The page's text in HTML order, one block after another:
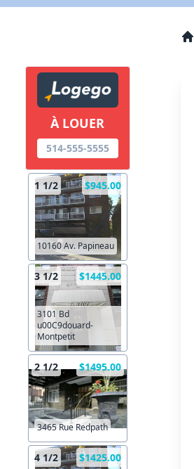
À LOUER
514-555-5555
1 1/2 $945.00
10160 Av. Papineau
3 1/2 $1445.00
3101 Bd
u00C9douard-
Montpetit
2 1/2 $1495.00
3465 Rue Redpath
4 1/2 $1425.00